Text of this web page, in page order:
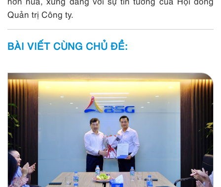
Quản trị Công ty.
BÀI VIẾT CÙNG CHỦ ĐỀ: